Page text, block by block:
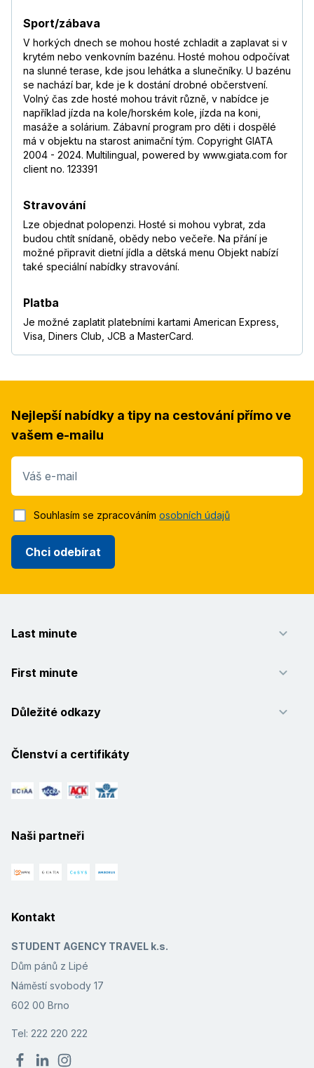
Sport/zábava
V horkých dnech se mohou hosté zchladit a zaplavat si v
krytém nebo venkovním bazénu. Hosté mohou odpočívat
na slunné terase, kde jsou lehátka a slunečníky. U bazénu
se nachází bar, kde je k dostání drobné občerstvení.
Volný čas zde hosté mohou trávit různě, v nabídce je
například jízda na kole/horském kole, jízda na koni,
masáže a solárium. Zábavní program pro děti i dospělé
má v objektu na starost animační tým. Copyright GIATA
2004 - 2024. Multilingual, powered by www.giata.com for
client no. 123391
Stravování
Lze objednat polopenzi. Hosté si mohou vybrat, zda
budou chtít snídaně, obědy nebo večeře. Na přání je
možné připravit dietní jídla a dětská menu Objekt nabízí
také speciální nabídky stravování.
Platba
Je možné zaplatit platebními kartami American Express,
Visa, Diners Club, JCB a MasterCard.
Nejlepší nabídky a tipy na cestování přímo ve
vašem e-mailu
Váš e-mail
Chci odebírat
Souhlasím se zpracováním osobních údajů
Last minute
First minute
Důležité odkazy
Členství a certifikáty
Naši partneři
Kontakt
STUDENT AGENCY TRAVEL k.s.
Dům pánů z Lipé
Náměstí svobody 17
602 00 Brno
Tel: 222 220 222